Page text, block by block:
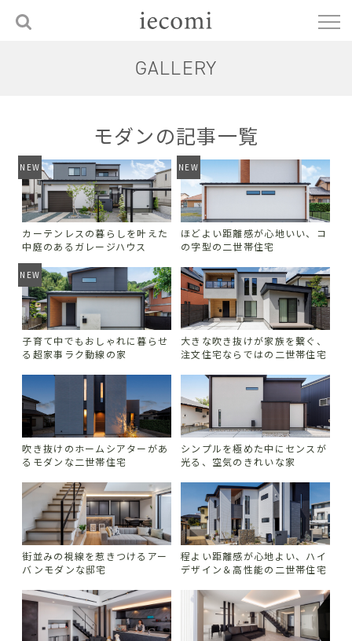
GALLERY
モダンの記事一覧
NEW
カーテンレスの暮らしを叶えた
中庭のあるガレージハウス
NEW
ほどよい距離感が心地いい、コ
の字型の二世帯住宅
NEW
子育て中でもおしゃれに暮らせ
る超家事ラク動線の家
大きな吹き抜けが家族を繋ぐ、
注文住宅ならではの二世帯住宅
吹き抜けのホームシアターがあ
るモダンな二世帯住宅
シンプルを極めた中にセンスが
光る、空気のきれいな家
街並みの視線を惹きつけるアー
バンモダンな邸宅
程よい距離感が心地よい、ハイ
デザイン＆高性能の二世帯住宅